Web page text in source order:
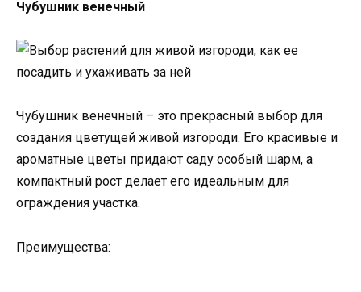
Чубушник венечный
Чубушник венечный – это прекрасный выбор для
создания цветущей живой изгороди. Его красивые и
ароматные цветы придают саду особый шарм, а
компактный рост делает его идеальным для
ограждения участка.
Преимущества: